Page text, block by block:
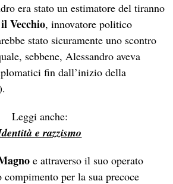
era stato un estimatore del tiranno
Vecchio, innovatore politico
stato sicuramente uno scontro
sebbene, Alessandro aveva
fin dall’inizio della
Leggi anche:
e razzismo
e attraverso il suo operato
per la sua precoce